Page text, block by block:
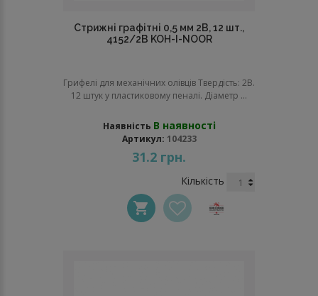
Стрижні графітні 0,5 мм 2В, 12 шт.,
4152/2В KOH-I-NOOR
Грифелі для механічних олівців Твердість: 2В.
12 штук у пластиковому пеналі. Діаметр ...
Наявність В наявності
Артикул: 104233
31.2 грн.
Кількість